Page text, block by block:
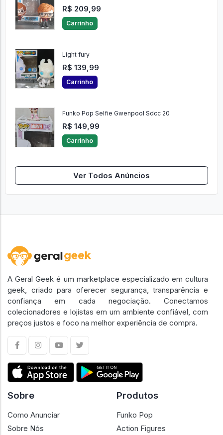
R$ 209,99
Carrinho
Light fury
R$ 139,99
Carrinho
Funko Pop Selfie Gwenpool Sdcc 20
R$ 149,99
Carrinho
Ver Todos Anúncios
A Geral Geek é um marketplace especializado em cultura
geek, criado para oferecer segurança, transparência e
confiança em cada negociação. Conectamos
colecionadores e lojistas em um ambiente confiável, com
preços justos e foco na melhor experiência de compra.
Sobre
Como Anunciar
Sobre Nós
Produtos
Funko Pop
Action Figures